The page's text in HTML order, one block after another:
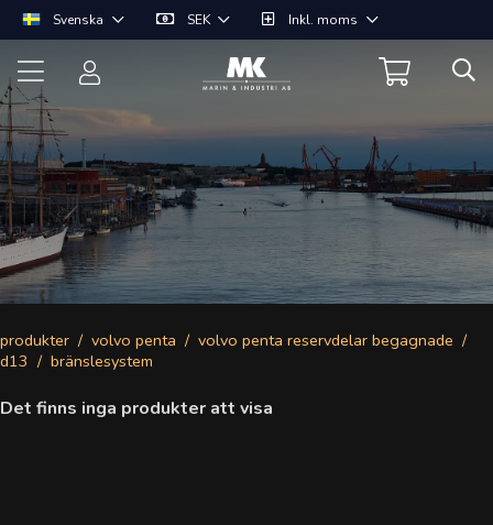
Svenska SEK Inkl. moms
produkter volvo penta
volvo penta reservdelar begagnade
d13
bränslesystem
Det finns inga produkter att visa